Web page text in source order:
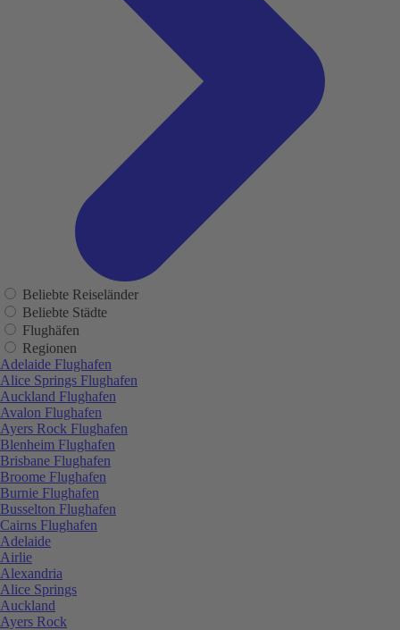
Beliebte Reiseländer
Beliebte Städte
Flughäfen
Regionen
Adelaide Flughafen
Alice Springs Flughafen
Auckland Flughafen
Avalon Flughafen
Ayers Rock Flughafen
Blenheim Flughafen
Brisbane Flughafen
Broome Flughafen
Burnie Flughafen
Busselton Flughafen
Cairns Flughafen
Adelaide
Airlie
Alexandria
Alice Springs
Auckland
Ayers Rock